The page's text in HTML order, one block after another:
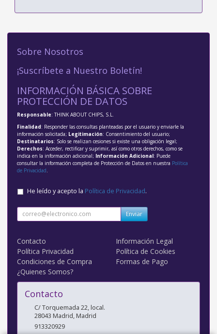
Sobre Nosotros
¡Suscríbete a Nuestro Boletín!
INFORMACIÓN BÁSICA SOBRE
PROTECCIÓN DE DATOS
Responsable: THINK ABOUT CHIPS, S.L.
Finalidad: Responder las consultas planteadas por el usuario y enviarle la
información solicitada; Legitimación: Consentimiento del usuario;
Destinatarios: Solo se realizan cesiones si existe una obligación legal;
Derechos: Acceder, rectificar y suprimir, así como otros derechos, como se
indica en la información adicional; Información Adicional: Puede
consultar la información completa de Protección de Datos en nuestra Política
de Privacidad
He leído y acepto la Política de Privacidad.
Enviar
Contacto
Información Legal
Política Privacidad
Política de Cookies
Condiciones de Compra
Formas de Pago
¿Quienes Somos?
Contacto
C/ Torquemada 22, local.
28043 Madrid,Madrid
913320929